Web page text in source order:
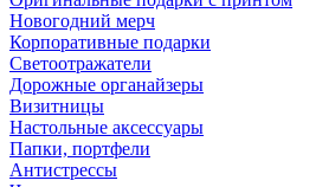
Новогодний мерч
Корпоративные подарки
Светоотражатели
Дорожные органайзеры
Визитницы
Настольные аксессуары
Папки, портфели
Антистрессы